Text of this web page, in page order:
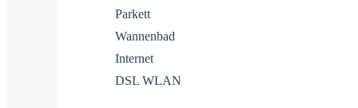
Parkett
Wannenbad
Internet
DSL WLAN